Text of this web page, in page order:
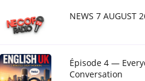
NEWS 7 AUGUST
Épisode 4 —
Conversation